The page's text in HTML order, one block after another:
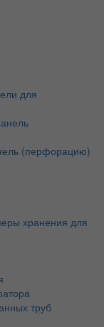
для
(перфорацию)
хранения для
труб